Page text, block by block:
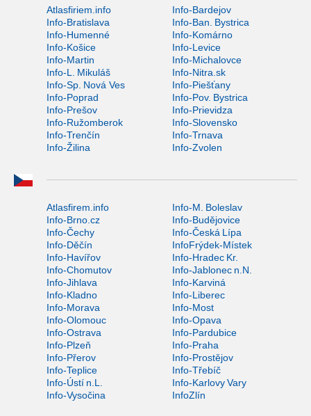
Atlasfiriem.info
Info-Bardejov
Info-Bratislava
Info-Ban. Bystrica
Info-Humenné
Info-Komárno
Info-Košice
Info-Levice
Info-Martin
Info-Michalovce
Info-L. Mikuláš
Info-Nitra.sk
Info-Sp. Nová Ves
Info-Piešťany
Info-Poprad
Info-Pov. Bystrica
Info-Prešov
Info-Prievidza
Info-Ružomberok
Info-Slovensko
Info-Trenčín
Info-Trnava
Info-Žilina
Info-Zvolen
Atlasfirem.info
Info-M. Boleslav
Info-Brno.cz
Info-Budějovice
Info-Čechy
Info-Česká Lípa
Info-Děčín
InfoFrýdek-Místek
Info-Havířov
Info-Hradec Kr.
Info-Chomutov
Info-Jablonec n.N.
Info-Jihlava
Info-Karviná
Info-Kladno
Info-Liberec
Info-Morava
Info-Most
Info-Olomouc
Info-Opava
Info-Ostrava
Info-Pardubice
Info-Plzeň
Info-Praha
Info-Přerov
Info-Prostějov
Info-Teplice
Info-Třebíč
Info-Ústí n.L.
Info-Karlovy Vary
Info-Vysočina
InfoZlín